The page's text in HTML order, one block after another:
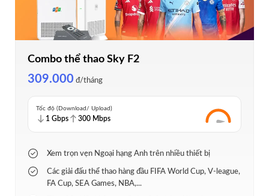
Combo thể thao Sky F2
309.000 đ/tháng
Tốc độ (Download/ Upload)
1 Gbps 300 Mbps
Xem trọn vẹn Ngoại hạng Anh trên nhiều thiết bị
Các giải đấu thể thao hàng đầu FIFA World Cup, V-league,
FA Cup, SEA Games, NBA,...